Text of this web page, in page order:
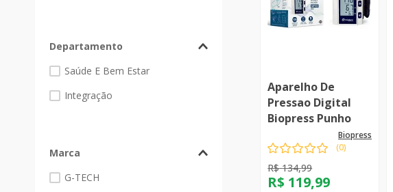
Departamento
Saúde E Bem Estar
Integração
Marca
G-TECH
Aparelho De
Pressao Digital
Biopress Punho
biopress
(0)
R$ 134,99
R$ 119,99